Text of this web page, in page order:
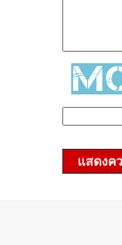
แสดงค